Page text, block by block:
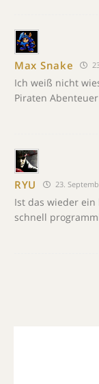
Max Snake
Ich weiß nicht
Piraten
RYU 23.
Ist das wieder ein
schnell